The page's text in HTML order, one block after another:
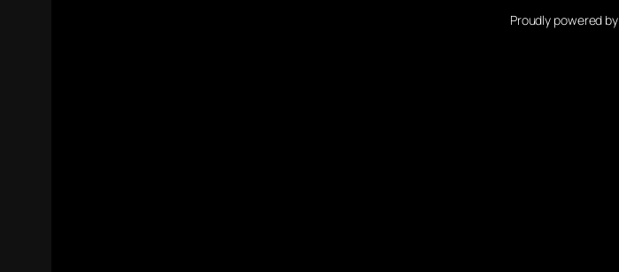
Proudly powered by